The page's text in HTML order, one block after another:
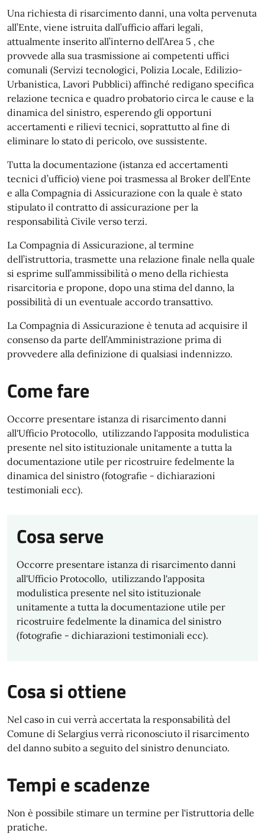
Una richiesta di risarcimento danni, una volta pervenuta
all’Ente, viene istruita dall’ufficio affari legali,
attualmente inserito all’interno dell’Area 5 , che
provvede alla sua trasmissione ai competenti uffici
comunali (Servizi tecnologici, Polizia Locale, Edilizio-
Urbanistica, Lavori Pubblici) affinché redigano specifica
relazione tecnica e quadro probatorio circa le cause e la
dinamica del sinistro, esperendo gli opportuni
accertamenti e rilievi tecnici, soprattutto al fine di
eliminare lo stato di pericolo, ove sussistente.
Tutta la documentazione (istanza ed accertamenti
tecnici d’ufficio) viene poi trasmessa al Broker dell’Ente
e alla Compagnia di Assicurazione con la quale è stato
stipulato il contratto di assicurazione per la
responsabilità Civile verso terzi.
La Compagnia di Assicurazione, al termine
dell’istruttoria, trasmette una relazione finale nella quale
si esprime sull’ammissibilità o meno della richiesta
risarcitoria e propone, dopo una stima del danno, la
possibilità di un eventuale accordo transattivo.
La Compagnia di Assicurazione è tenuta ad acquisire il
consenso da parte dell’Amministrazione prima di
provvedere alla definizione di qualsiasi indennizzo.
Come fare
Occorre presentare istanza di risarcimento danni
all'Ufficio Protocollo, utilizzando l'apposita modulistica
presente nel sito istituzionale unitamente a tutta la
documentazione utile per ricostruire fedelmente la
dinamica del sinistro (fotografie - dichiarazioni
testimoniali ecc).
Cosa serve
Occorre presentare istanza di risarcimento danni
all'Ufficio Protocollo, utilizzando l'apposita
modulistica presente nel sito istituzionale
unitamente a tutta la documentazione utile per
ricostruire fedelmente la dinamica del sinistro
(fotografie - dichiarazioni testimoniali ecc).
Cosa si ottiene
Nel caso in cui verrà accertata la responsabilità del
Comune di Selargius verrà riconosciuto il risarcimento
del danno subito a seguito del sinistro denunciato.
Tempi e scadenze
Non è possibile stimare un termine per l'istruttoria delle
pratiche.